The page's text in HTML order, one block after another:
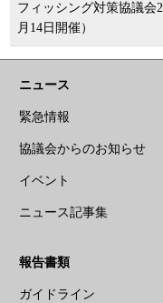
フィッシング対策協議会
月14日開催）
ニュース
緊急情報
協議会からのお知らせ
イベント
ニュース記事集
報告書類
ガイドライン